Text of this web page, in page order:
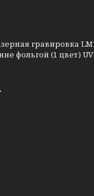
гравировка
фольгой (1 цвет)